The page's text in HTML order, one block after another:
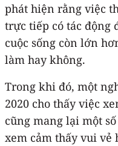
phát hiện rằng việc
trực tiếp có tác động
cuộc sống còn lớn
làm hay không.
Trong khi đó, một
2020 cho thấy việc
cũng mang lại một
xem cảm thấy vui vẻ